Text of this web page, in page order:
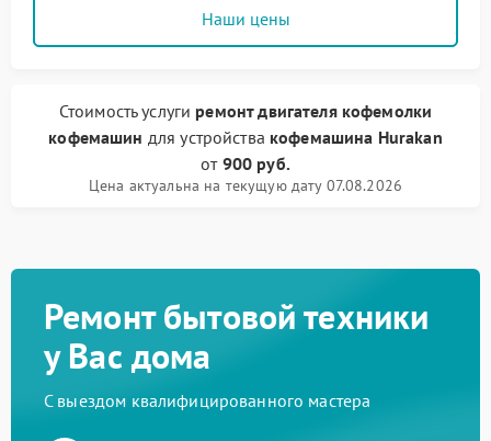
Наши цены
Стоимость услуги ремонт двигателя кофемолки
кофемашин для устройства кофемашина Hurakan
от 900 руб.
Цена актуальна на текущую дату 07.08.2026
Ремонт бытовой техники
у Вас дома
С выездом квалифицированного мастера